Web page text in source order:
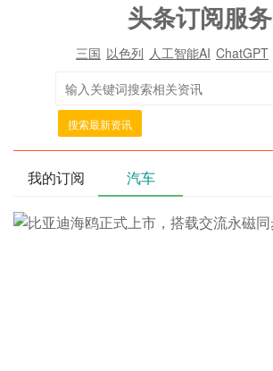
头条订阅服务
三国 以色列 人工智能AI ChatGPT
搜索最新资讯
我的订阅 汽车